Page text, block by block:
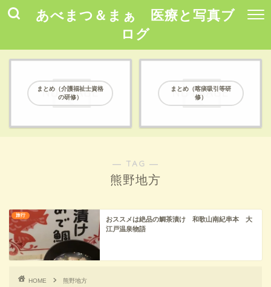
あべまつ＆まぁ 医療と写真ブ
ログ
まとめ（介護福祉士資格
の研修）
まとめ（喀痰吸引等研
修）
― TAG ―
熊野地方
旅行
おススメは絶品の鯛茶漬け 和歌山南紀串本 大
江戸温泉物語
HOME 熊野地方